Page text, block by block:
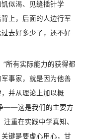
似渴、见缝插针学
上，后面的人边行军
去好多少了，还不好
”所有实际能力的获得都
事家，就是因为他善
并从理论上加以概
——这是我们的主要方
重在实践中学真知、
键是要虚心用心，甘